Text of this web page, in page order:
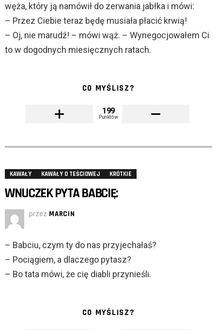
węża, który ją namówił do zerwania jabłka i mówi:
– Przez Ciebie teraz będę musiała płacić krwią!
– Oj, nie marudź! – mówi wąż. – Wynegocjowałem Ci
to w dogodnych miesięcznych ratach.
CO MYŚLISZ?
199
Punktów
KAWAŁY KAWAŁY O TEŚCIOWEJ KRÓTKIE
WNUCZEK PYTA BABCIĘ:
przez MARCIN
– Babciu, czym ty do nas przyjechałaś?
– Pociągiem, a dlaczego pytasz?
– Bo tata mówi, że cię diabli przynieśli.
CO MYŚLISZ?